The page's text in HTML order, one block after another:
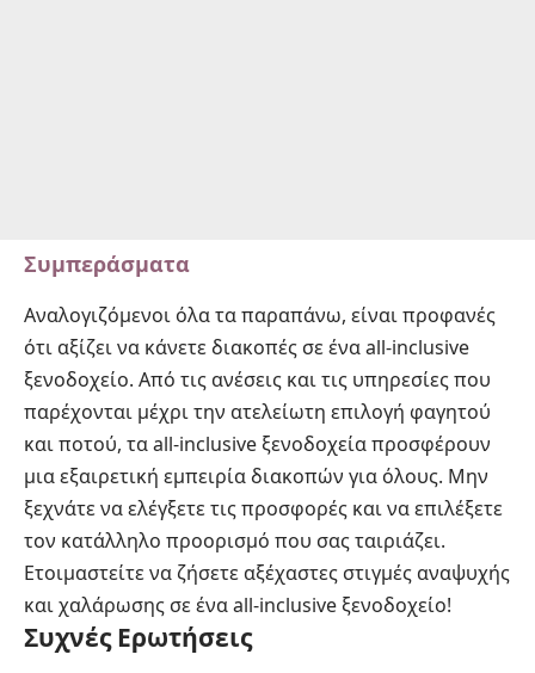
Συμπεράσματα
Αναλογιζόμενοι όλα τα παραπάνω, είναι προφανές
ότι αξίζει να κάνετε διακοπές σε ένα all-inclusive
ξενοδοχείο. Από τις ανέσεις και τις υπηρεσίες που
παρέχονται μέχρι την ατελείωτη επιλογή φαγητού
και ποτού, τα all-inclusive ξενοδοχεία προσφέρουν
μια εξαιρετική εμπειρία διακοπών για όλους. Μην
ξεχνάτε να ελέγξετε τις προσφορές και να επιλέξετε
τον κατάλληλο προορισμό που σας ταιριάζει.
Ετοιμαστείτε να ζήσετε αξέχαστες στιγμές αναψυχής
και χαλάρωσης σε ένα all-inclusive ξενοδοχείο!
Συχνές Ερωτήσεις